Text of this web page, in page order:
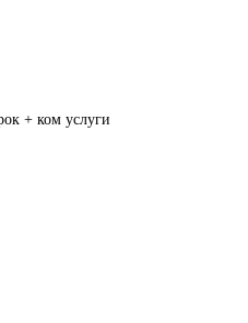
+ ком услуги